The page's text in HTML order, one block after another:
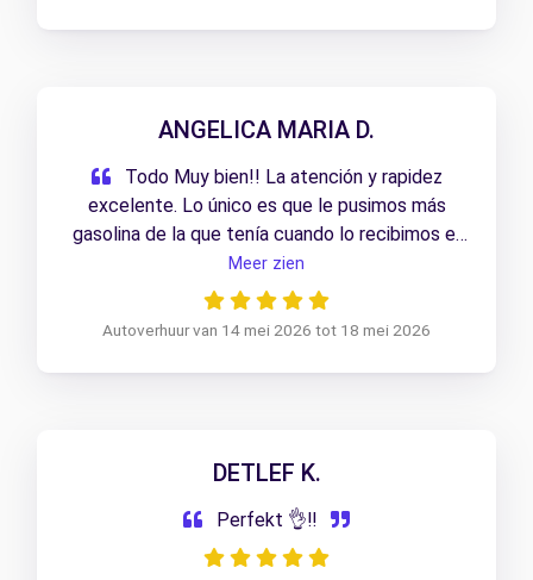
ANGELICA MARIA D.
Todo Muy bien!! La atención y rapidez
excelente. Lo único es que le pusimos más
gasolina de la que tenía cuando lo recibimos el
día 14, y ese dinero no se nos ha devuelto
porque el sistema es así.
Meer zien
Autoverhuur van 14 mei 2026 tot 18 mei 2026
DETLEF K.
Perfekt 👌‼️